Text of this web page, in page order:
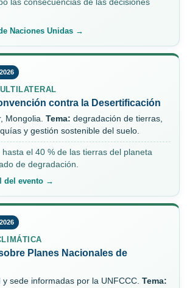
las consecuencias de las decisiones
Naciones Unidas →
contra la Desertificación
Mongolia. Tema: degradación de tierras,
y gestión sostenible del suelo.
hasta el 40 % de las tierras del planeta
de degradación.
del evento →
Planes Nacionales de
y sede informadas por la UNFCCC. Tema: